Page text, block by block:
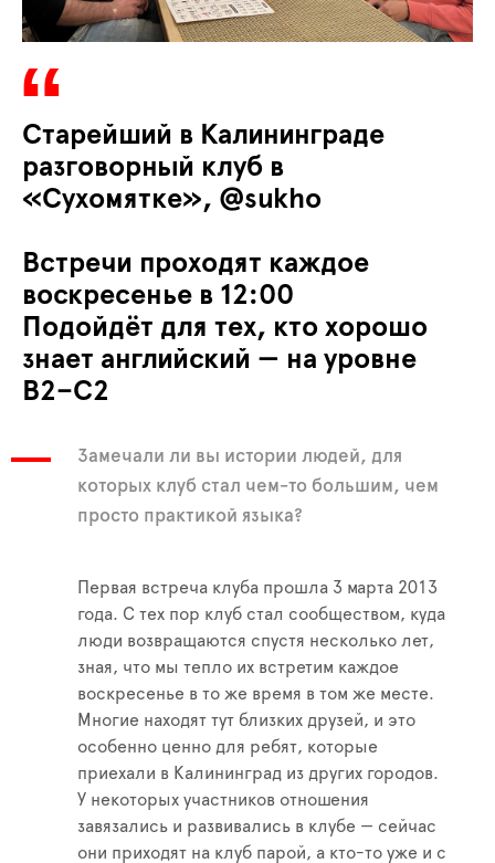
Старейший в Калининграде
разговорный клуб в
«Сухомятке», @sukho
Встречи проходят каждое
воскресенье в 12:00
Подойдёт для тех, кто хорошо
знает английский — на уровне
В2–С2
Замечали ли вы истории людей, для
которых клуб стал чем-то большим, чем
просто практикой языка?
Первая встреча клуба прошла 3 марта 2013
года. С тех пор клуб стал сообществом, куда
люди возвращаются спустя несколько лет,
зная, что мы тепло их встретим каждое
воскресенье в то же время в том же месте.
Многие находят тут близких друзей, и это
особенно ценно для ребят, которые
приехали в Калининград из других городов.
У некоторых участников отношения
завязались и развивались в клубе — сейчас
они приходят на клуб парой, а кто-то уже и с